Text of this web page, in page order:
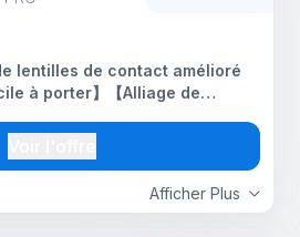
Afficher Plus
lentilles de contact amélioré
à porter】【Alliage de
ultra lisse pour une